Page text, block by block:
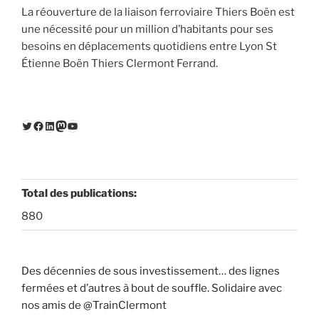
La réouverture de la liaison ferroviaire Thiers Boën est
une nécessité pour un million d’habitants pour ses
besoins en déplacements quotidiens entre Lyon St
Étienne Boën Thiers Clermont Ferrand.
Twitter
Facebook
LinkedIn
Mastodon
YouTube
Total des publications:
880
Des décennies de sous investissement… des lignes
fermées et d’autres à bout de souffle. Solidaire avec
nos amis de @TrainClermont